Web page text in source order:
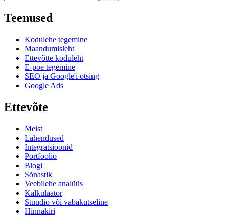
Teenused
Kodulehe tegemine
Maandumisleht
Ettevõtte koduleht
E-poe tegemine
SEO ja Google'i otsing
Google Ads
Ettevõte
Meist
Lahendused
Integratsioonid
Portfoolio
Blogi
Sõnastik
Veebilehe analüüs
Kalkulaator
Stuudio või vabakutseline
Hinnakiri